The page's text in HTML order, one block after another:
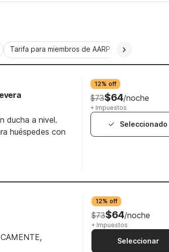
Tarifa para miembros de AARP
ducha a nivel.
huéspedes con
12% off
$73$64/noche
+ Impuestos
Seleccionado
12% off
$73$64/noche
+ Impuestos
Seleccionar